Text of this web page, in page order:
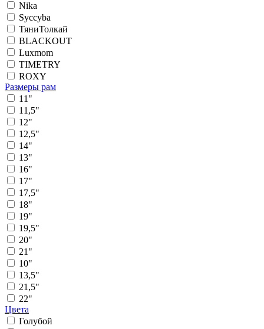
Nika
Syccyba
ТяниТолкай
BLACKOUT
Luxmom
TIMETRY
ROXY
Размеры рам
11"
11,5"
12"
12,5"
14"
13"
16"
17"
17,5"
18"
19"
19,5"
20"
21"
10"
13,5"
21,5"
22"
Цвета
Голубой